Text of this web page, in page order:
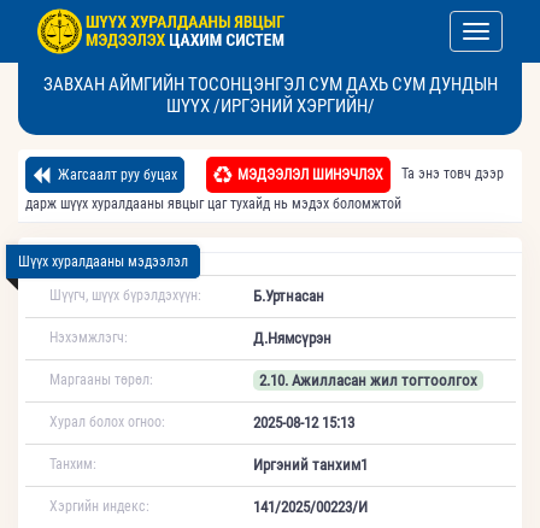
Toggle
ЗАВХАН АЙМГИЙН ТОСОНЦЭНГЭЛ СУМ ДАХЬ СУМ ДУНДЫН
ШҮҮХ /ИРГЭНИЙ ХЭРГИЙН/
Жагсаалт руу буцах МЭДЭЭЛЭЛ ШИНЭЧЛЭХ
Та энэ товч дээр
дарж шүүх хуралдааны явцыг цаг тухайд нь мэдэх боломжтой
Шүүх хуралдааны мэдээлэл
Шүүгч, шүүх бүрэлдэхүүн:
Б.Уртнасан
Нэхэмжлэгч: Д.Нямсүрэн
Маргааны төрөл: 2.10. Ажилласан жил тогтоолгох
Хурал болох огноо: 2025-08-12 15:13
Танхим: Иргэний танхим1
Хэргийн индекс: 141/2025/00223/И